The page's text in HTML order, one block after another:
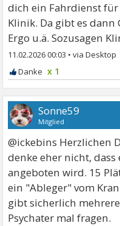
dich ein Fahrdienst
Klinik. Da gibt es
Ergo u.ä. Sozusagen
11.02.2026 00:03 •
x 1
Sonne59
Mitglied
@ickebins Herzlichen
denke eher nicht, dass
angeboten wird. 15
ein "Ableger" vom
gibt sicherlich
Psychater mal fragen.